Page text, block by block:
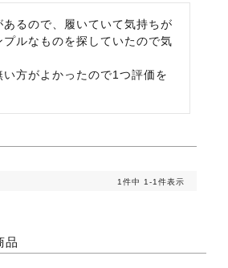
あるので、履いていて気持ちが
プルなものを探していたので気
い方がよかったので1つ評価を
1件中 1-1件表示
品